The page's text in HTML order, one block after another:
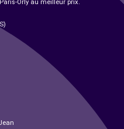
Orly au meilleur prix.